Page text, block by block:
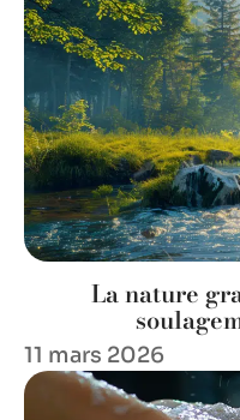
La nature
11 mars 2026